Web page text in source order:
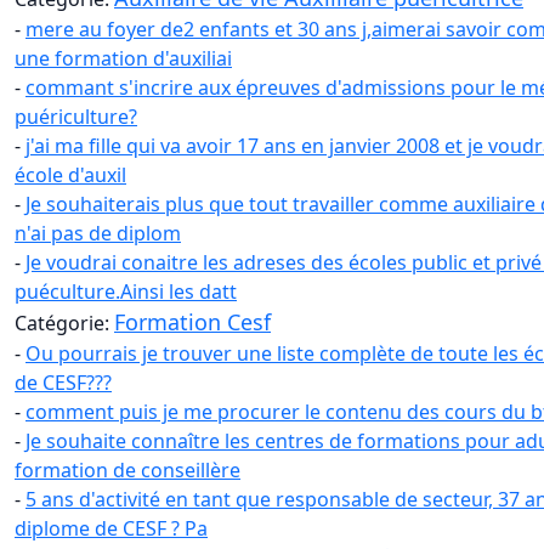
- mere au foyer de2 enfants et 30 ans j,aimerai savoir
une formation d'auxiliai
-commant s'incrire aux épreuves d'admissions pour le
puériculture?
- j'ai ma fille qui va avoir 17 ans en janvier 2008 et je
école d'auxil
- Je souhaiterais plus que tout travailler comme
n'ai pas de diplom
- Je voudrai conaitre les adreses des écoles public et
puéculture.Ainsi les datt
Catégorie: Formation Cesf
- Ou pourrais je trouver une liste complète de toute les
de CESF???
-comment puis je me procurer le contenu des cours du
- Je souhaite connaître les centres de formations pour
formation de conseillère
- 5 ans d'activité en tant que responsable de secteur, 37
diplome de CESF ? Pa